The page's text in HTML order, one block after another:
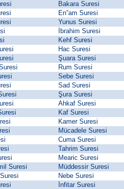
Bakara Suresi
En”am Suresi
Yunus Suresi
İbrahim Suresi
Kehf Suresi
Hac Suresi
Şuara Suresi
Rum Suresi
Sebe Suresi
Sad Suresi
Şura Suresi
Ahkaf Suresi
Kaf Suresi
Kamer Suresi
Mücadele Suresi
Cuma Suresi
Tahrim Suresi
Mearic Suresi
Suresi
Müddessir Suresi
Nebe Suresi
İnfitar Suresi